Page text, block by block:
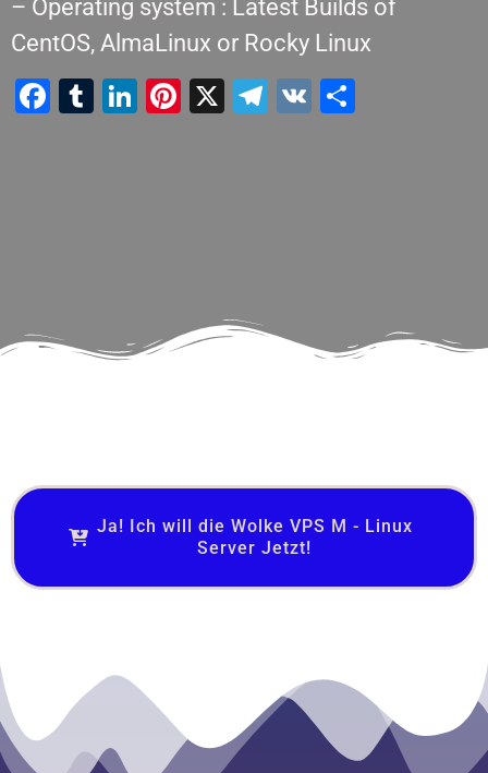
– Operating system : Latest Builds of
CentOS, AlmaLinux or Rocky Linux
Facebook
Tumblr
LinkedIn
Pinterest
X Telegram
VK
Ja! Ich will die Wolke VPS M - Linux
Server Jetzt!